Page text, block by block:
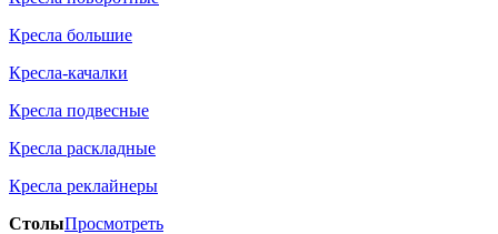
Кресла большие
Кресла-качалки
Кресла подвесные
Кресла раскладные
Кресла реклайнеры
СтолыПросмотреть